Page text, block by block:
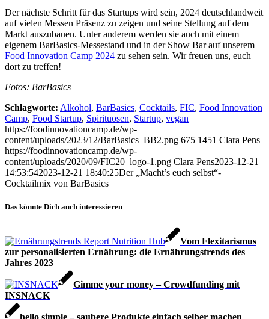
Der nächste Schritt für das Startups wird sein, 2024 deutschlandweit
auf vielen Messen Präsenz zu zeigen und seine Stellung auf dem
Markt auszubauen. Unter anderem werden sie auch mit einem
eigenem BarBasics-Messestand und in der Show Bar auf unserem
Food Innovation Camp 2024 zu sehen sein. Wir freuen uns, euch
dort zu treffen!
Fotos: BarBasics
Schlagworte: Alkohol, BarBasics, Cocktails, FIC, Food Innovation
Camp, Food Startup, Spirituosen, Startup, vegan
https://foodinnovationcamp.de/wp-
content/uploads/2023/12/BarBasics_BB2.png 675 1451 Clara Pens
https://foodinnovationcamp.de/wp-
content/uploads/2020/09/FIC20_logo-1.png Clara Pens2023-12-21
14:53:542023-12-21 18:40:25Der „Macht’s euch selbst“-
Cocktailmix von BarBasics
Das könnte Dich auch interessieren
Vom Flexitarismus
zur personalisierten Ernährung: die Ernährungstrends des
Jahres 2023
Gimme your money – Crowdfunding mit
INSNACK
hello simple – saubere Produkte einfach selber machen